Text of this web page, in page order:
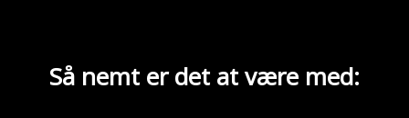
Så nemt er det at være med: